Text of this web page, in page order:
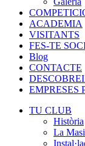
ACADEMIA
VISITANTS
FES-TE
Blog
CONTACTE
EMPRESES
TU CLUB
Història
La